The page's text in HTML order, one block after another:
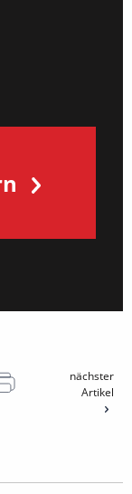
nächster
Artikel